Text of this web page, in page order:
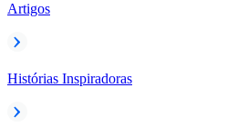
Artigos
Histórias Inspiradoras